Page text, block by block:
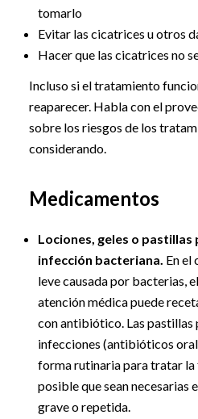
tomarlo
Evitar las cicatrices u otros
Hacer que las cicatrices no
Incluso si el tratamiento
reaparecer. Habla con el
sobre los riesgos de los
considerando.
Medicamentos
Lociones, geles o
infección bacteriana. En el
leve causada por bacterias,
atención médica puede
con antibiótico. Las
infecciones (antibióticos
forma rutinaria para tratar
posible que sean necesarias
grave o repetida.